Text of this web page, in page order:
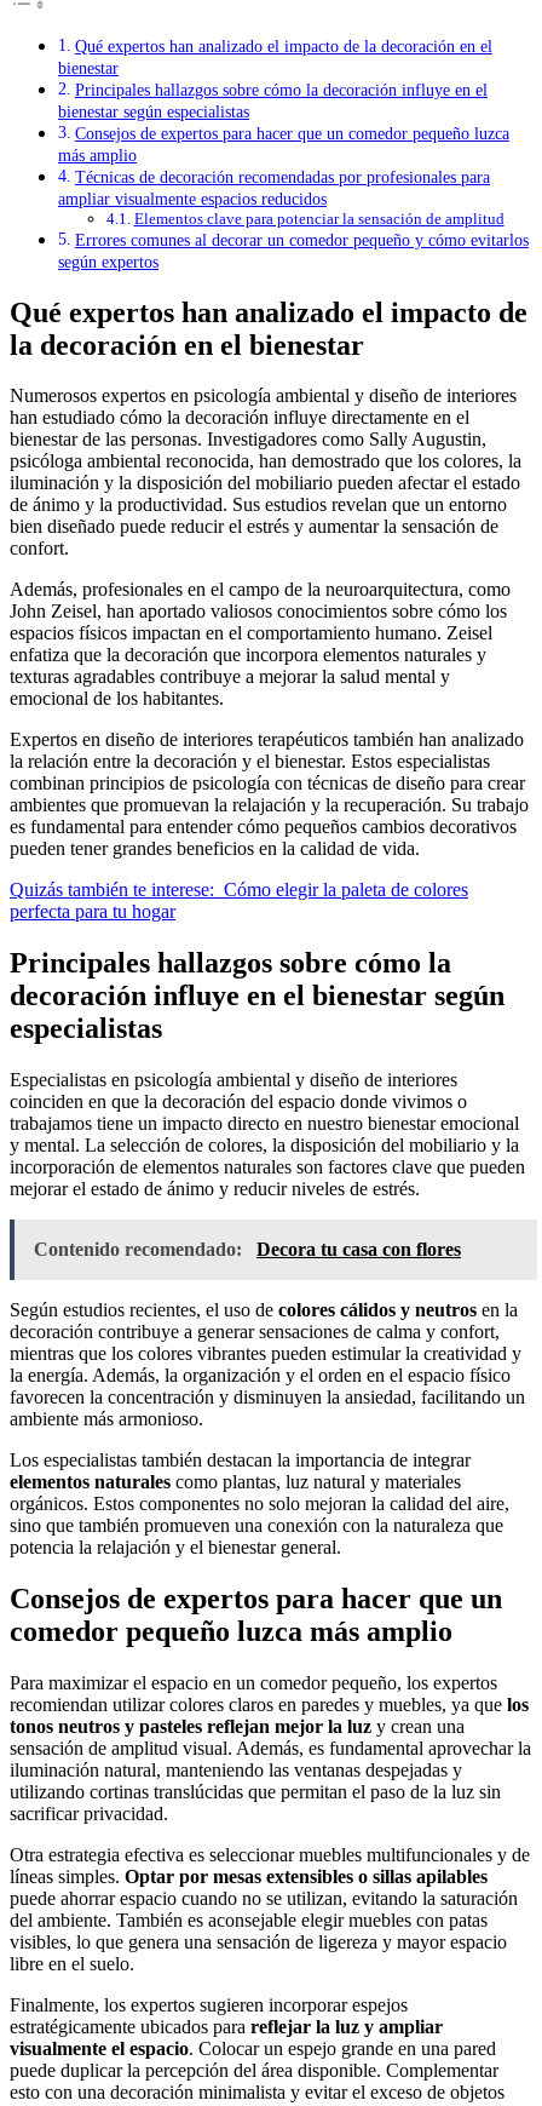
Qué expertos han analizado el impacto de la decoración en el
bienestar
Principales hallazgos sobre cómo la decoración influye en el
bienestar según especialistas
Consejos de expertos para hacer que un comedor pequeño luzca
más amplio
Técnicas de decoración recomendadas por profesionales para
ampliar visualmente espacios reducidos
Elementos clave para potenciar la sensación de amplitud
Errores comunes al decorar un comedor pequeño y cómo evitarlos
según expertos
Qué expertos han analizado el impacto de
la decoración en el bienestar
Numerosos expertos en psicología ambiental y diseño de interiores
han estudiado cómo la decoración influye directamente en el
bienestar de las personas. Investigadores como Sally Augustin,
psicóloga ambiental reconocida, han demostrado que los colores, la
iluminación y la disposición del mobiliario pueden afectar el estado
de ánimo y la productividad. Sus estudios revelan que un entorno
bien diseñado puede reducir el estrés y aumentar la sensación de
confort.
Además, profesionales en el campo de la neuroarquitectura, como
John Zeisel, han aportado valiosos conocimientos sobre cómo los
espacios físicos impactan en el comportamiento humano. Zeisel
enfatiza que la decoración que incorpora elementos naturales y
texturas agradables contribuye a mejorar la salud mental y
emocional de los habitantes.
Expertos en diseño de interiores terapéuticos también han analizado
la relación entre la decoración y el bienestar. Estos especialistas
combinan principios de psicología con técnicas de diseño para crear
ambientes que promuevan la relajación y la recuperación. Su trabajo
es fundamental para entender cómo pequeños cambios decorativos
pueden tener grandes beneficios en la calidad de vida.
Quizás también te interese: Cómo elegir la paleta de colores
perfecta para tu hogar
Principales hallazgos sobre cómo la
decoración influye en el bienestar según
especialistas
Especialistas en psicología ambiental y diseño de interiores
coinciden en que la decoración del espacio donde vivimos o
trabajamos tiene un impacto directo en nuestro bienestar emocional
y mental. La selección de colores, la disposición del mobiliario y la
incorporación de elementos naturales son factores clave que pueden
mejorar el estado de ánimo y reducir niveles de estrés.
Contenido recomendado: Decora tu casa con flores
Según estudios recientes, el uso de colores cálidos y neutros en la
decoración contribuye a generar sensaciones de calma y confort,
mientras que los colores vibrantes pueden estimular la creatividad y
la energía. Además, la organización y el orden en el espacio físico
favorecen la concentración y disminuyen la ansiedad, facilitando un
ambiente más armonioso.
Los especialistas también destacan la importancia de integrar
elementos naturales como plantas, luz natural y materiales
orgánicos. Estos componentes no solo mejoran la calidad del aire,
sino que también promueven una conexión con la naturaleza que
potencia la relajación y el bienestar general.
Consejos de expertos para hacer que un
comedor pequeño luzca más amplio
Para maximizar el espacio en un comedor pequeño, los expertos
recomiendan utilizar colores claros en paredes y muebles, ya que los
tonos neutros y pasteles reflejan mejor la luz y crean una
sensación de amplitud visual. Además, es fundamental aprovechar la
iluminación natural, manteniendo las ventanas despejadas y
utilizando cortinas translúcidas que permitan el paso de la luz sin
sacrificar privacidad.
Otra estrategia efectiva es seleccionar muebles multifuncionales y de
líneas simples. Optar por mesas extensibles o sillas apilables
puede ahorrar espacio cuando no se utilizan, evitando la saturación
del ambiente. También es aconsejable elegir muebles con patas
visibles, lo que genera una sensación de ligereza y mayor espacio
libre en el suelo.
Finalmente, los expertos sugieren incorporar espejos
estratégicamente ubicados para reflejar la luz y ampliar
visualmente el espacio. Colocar un espejo grande en una pared
puede duplicar la percepción del área disponible. Complementar
esto con una decoración minimalista y evitar el exceso de objetos